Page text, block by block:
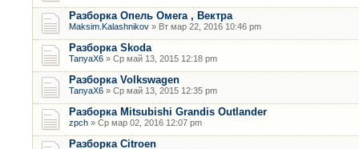
Разборка Опель Омега , Вектра
Maksim.Kalashnikov » Вт мар 22, 2016 10:46 pm
Разборка Skoda
TanyaX6 » Ср май 13, 2015 12:18 pm
Разборка Volkswagen
TanyaX6 » Ср май 13, 2015 12:35 pm
Разборка Mitsubishi Grandis Outlander
zpch » Ср мар 02, 2016 12:07 pm
Разборка Citroen